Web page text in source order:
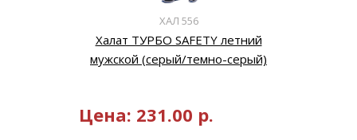
ХАЛ 556
Халат ТУРБО SAFETY летний
мужской (серый/темно-серый)
Цена: 231.00 р.